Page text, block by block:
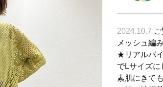
2024.10.7
メッシュ編
★リアルバ
でLサイズに
素肌にきて